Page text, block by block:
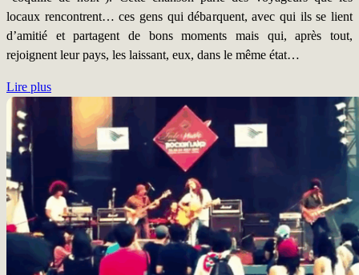
locaux rencontrent… ces gens qui débarquent, avec qui ils se lient
d’amitié et partagent de bons moments mais qui, après tout,
rejoignent leur pays, les laissant, eux, dans le même état…
Lire plus